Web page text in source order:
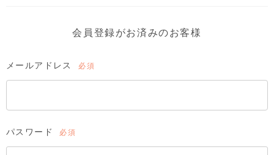
会員登録がお済みのお客様
メールアドレス
須)
パスワード
須)